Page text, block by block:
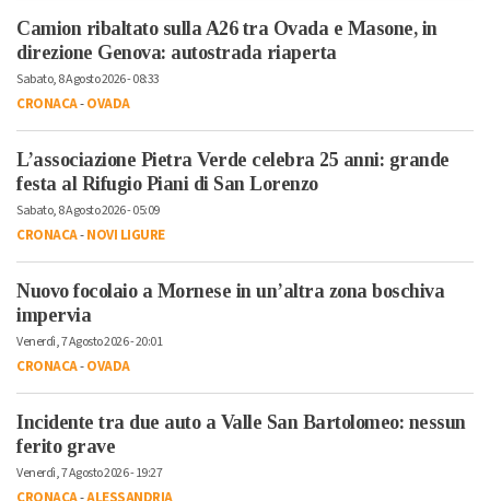
Camion ribaltato sulla A26 tra Ovada e Masone, in
direzione Genova: autostrada riaperta
Sabato, 8 Agosto 2026 - 08:33
CRONACA-OVADA
L’associazione Pietra Verde celebra 25 anni: grande
festa al Rifugio Piani di San Lorenzo
Sabato, 8 Agosto 2026 - 05:09
CRONACA-NOVI LIGURE
Nuovo focolaio a Mornese in un’altra zona boschiva
impervia
Venerdì, 7 Agosto 2026 - 20:01
CRONACA-OVADA
Incidente tra due auto a Valle San Bartolomeo: nessun
ferito grave
Venerdì, 7 Agosto 2026 - 19:27